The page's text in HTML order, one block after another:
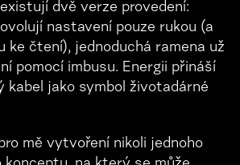
dvě verze provedení:
nastavení pouze rukou (a
ke čtení), jednoduchá ramena už
pomocí imbusu. Energii přináší
kabel jako symbol životadárné
mě vytvoření nikoli jednoho